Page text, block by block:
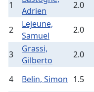
1
Adrien
2.0
2
Lejeune,
Samuel
2.0
3
Grassi,
Gilberto
2.0
4 Belin, Simon 1.5